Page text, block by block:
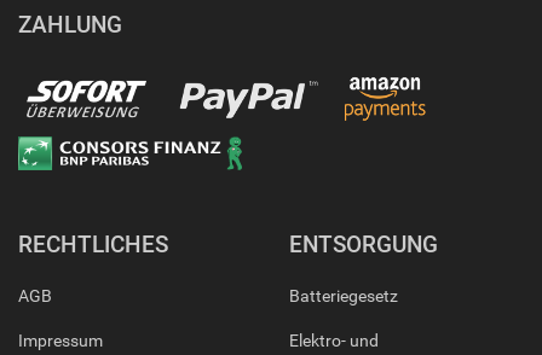
ZAHLUNG
RECHTLICHES
AGB
Impressum
ENTSORGUNG
Batteriegesetz
Elektro- und